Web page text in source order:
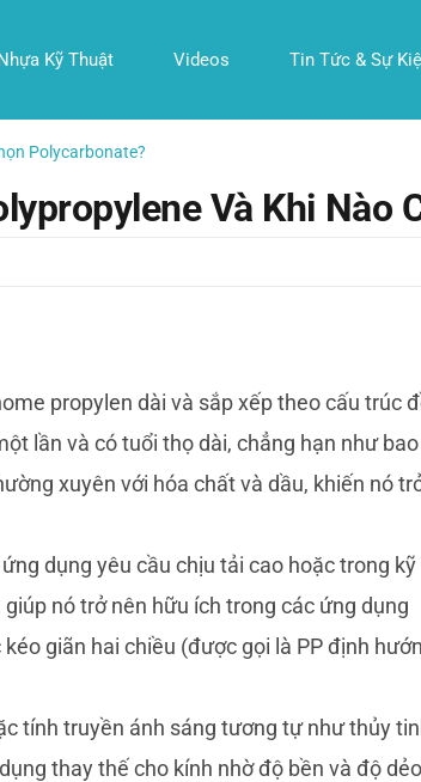
Kỹ Thuật Videos Tin Tức & Sự
Polycarbonate?
Và Khi Nào
propylen dài và sắp xếp theo cấu trúc
lần và có tuổi thọ dài, chẳng hạn như bao
xuyên với hóa chất và dầu, khiến nó
dụng yêu cầu chịu tải cao hoặc trong kỹ
nó trở nên hữu ích trong các ứng dụng
giãn hai chiều (được gọi là PP định
tính truyền ánh sáng tương tự như thủy
thay thế cho kính nhờ độ bền và độ dẻo